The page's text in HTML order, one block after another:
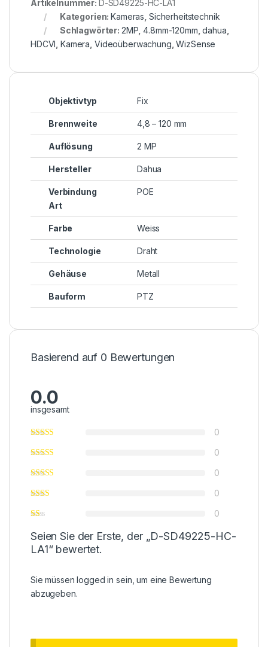
Artikelnummer: D-SD49225-HC-LA1
Kategorien:Kameras Sicherheitstechnik
Schlagwörter: 2MP ,4.8mm-120mm ,dahua
HDCVI ,Kamera Videoüberwachung ,WizSense
Objektivtyp Fix
Brennweite 4,8 – 120 mm
Auflösung 2 MP
Hersteller Dahua
Verbindung
Art
POE
Farbe Weiss
Technologie Draht
Gehäuse Metall
Bauform PTZ
Basierend auf 0 Bewertungen
0.0
insgesamt
0
0
0
0
0
Seien Sie der Erste, der „D-SD49225-HC-
LA1“ bewertet.
Sie müssenlogged in sein, um eine Bewertung
abzugeben.